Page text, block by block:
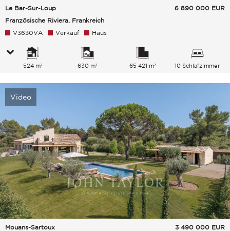
Le Bar-Sur-Loup
Französische Riviera, Frankreich
6 890 000 EUR
V3630VA Verkauf Haus
524 m² 630 m² 65 421 m² 10 Schlafzimmer
Video
Mouans-Sartoux
3 490 000 EUR